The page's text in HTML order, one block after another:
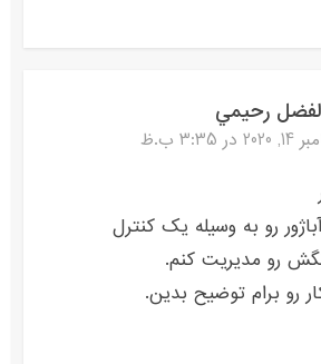
رحيمي
در 3:35 ب.ظ
رو به وسیله یک کنترل
رو مدیریت کنم.
رو برام توضیح بدین.